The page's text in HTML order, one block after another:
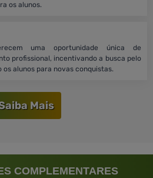
os alunos.
uma oportunidade única de
profissional, incentivando a busca pelo
alunos para novas conquistas.
Mais
COMPLEMENTARES